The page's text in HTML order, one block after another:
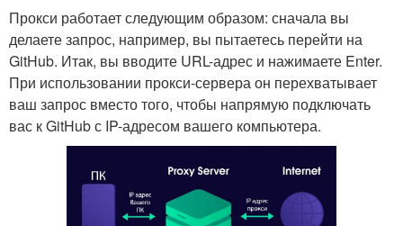
Прокси работает следующим образом: сначала вы
делаете запрос, например, вы пытаетесь перейти на
GitHub. Итак, вы вводите URL-адрес и нажимаете Enter.
При использовании прокси-сервера он перехватывает
ваш запрос вместо того, чтобы напрямую подключать
вас к GitHub с IP-адресом вашего компьютера.